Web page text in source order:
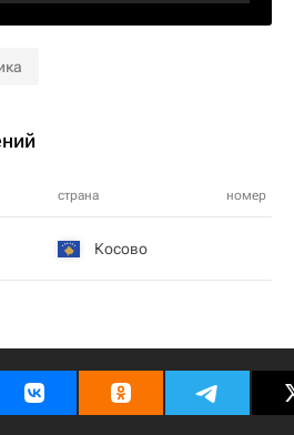
страна номер
Косово